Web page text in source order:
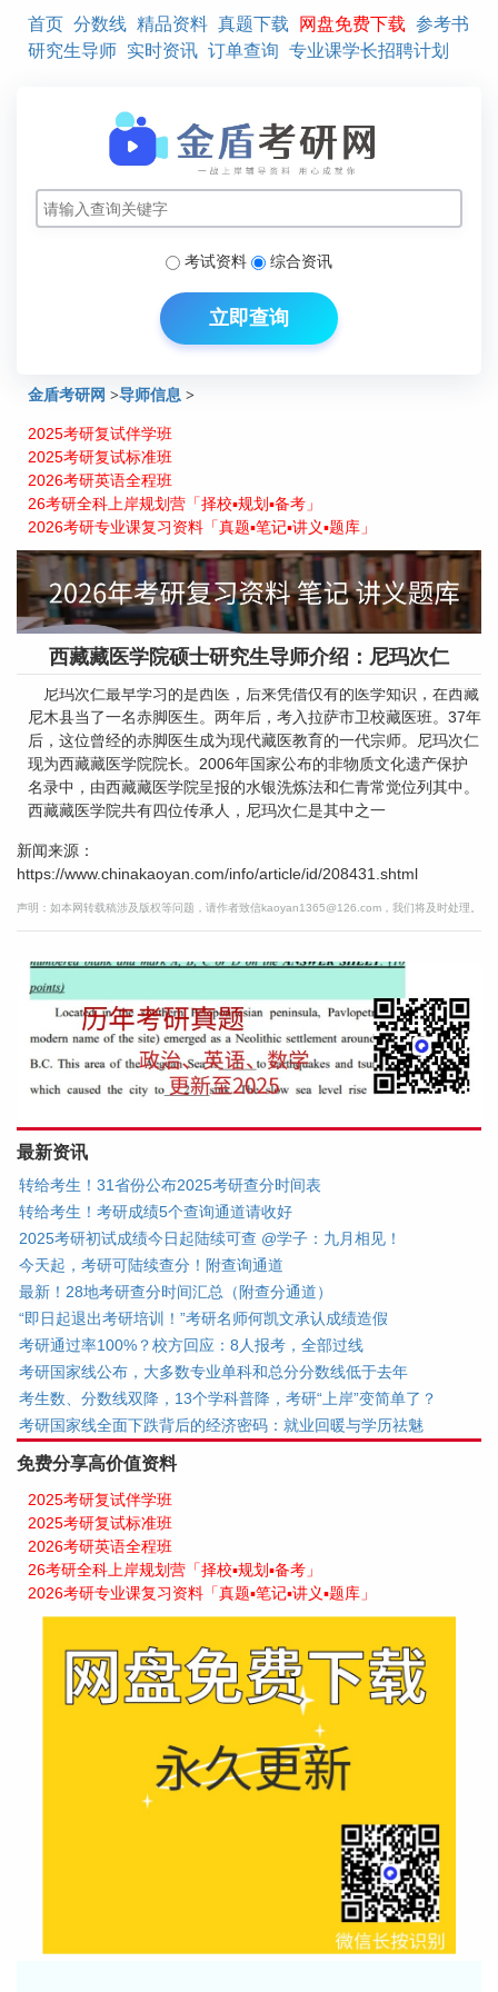
首页 分数线 精品资料 真题下载 网盘免费下载 参考书
研究生导师 实时资讯 订单查询 专业课学长招聘计划
考试资料 综合资讯
立即查询
金盾考研网 >导师信息 >
西藏藏医学院硕士研究生导师介绍：尼玛次仁
2025考研复试伴学班
2025考研复试标准班
2026考研英语全程班
26考研全科上岸规划营「择校▪规划▪备考」
2026考研专业课复习资料「真题▪笔记▪讲义▪题库」
西藏藏医学院硕士研究生导师介绍：尼玛次仁
尼玛次仁最早学习的是西医，后来凭借仅有的医学知识，在西藏
尼木县当了一名赤脚医生。两年后，考入拉萨市卫校藏医班。37年
后，这位曾经的赤脚医生成为现代藏医教育的一代宗师。尼玛次仁
现为西藏藏医学院院长。2006年国家公布的非物质文化遗产保护
名录中，由西藏藏医学院呈报的水银洗炼法和仁青常觉位列其中。
西藏藏医学院共有四位传承人，尼玛次仁是其中之一
新闻来源：
https://www.chinakaoyan.com/info/article/id/208431.shtml
声明：如本网转载稿涉及版权等问题，请作者致信kaoyan1365@126.com，我们将及时处理。
最新资讯
转给考生！31省份公布2025考研查分时间表
转给考生！考研成绩5个查询通道请收好
2025考研初试成绩今日起陆续可查 @学子：九月相见！
今天起，考研可陆续查分！附查询通道
最新！28地考研查分时间汇总（附查分通道）
“即日起退出考研培训！”考研名师何凯文承认成绩造假
考研通过率100%？校方回应：8人报考，全部过线
考研国家线公布，大多数专业单科和总分分数线低于去年
考生数、分数线双降，13个学科普降，考研“上岸”变简单了？
考研国家线全面下跌背后的经济密码：就业回暖与学历祛魅
免费分享高价值资料
2025考研复试伴学班
2025考研复试标准班
2026考研英语全程班
26考研全科上岸规划营「择校▪规划▪备考」
2026考研专业课复习资料「真题▪笔记▪讲义▪题库」